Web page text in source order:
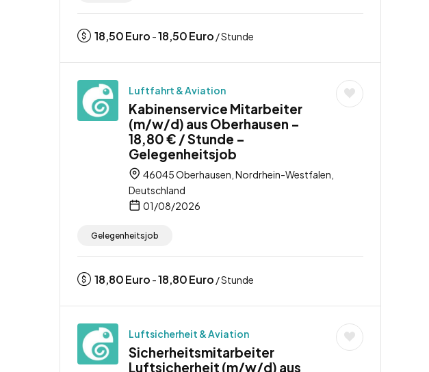
18,50Euro -18,50Euro / Stunde
Luftfahrt & Aviation
Kabinenservice Mitarbeiter
(m/w/d) aus Oberhausen –
18,80 € / Stunde –
Gelegenheitsjob
46045 Oberhausen, Nordrhein-Westfalen,
Deutschland
01/08/2026
Gelegenheitsjob
18,80Euro -18,80Euro / Stunde
Luftsicherheit & Aviation
Sicherheitsmitarbeiter
Luftsicherheit (m/w/d) aus